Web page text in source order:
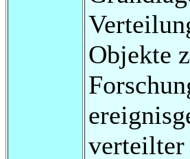
Objekte
verteilter